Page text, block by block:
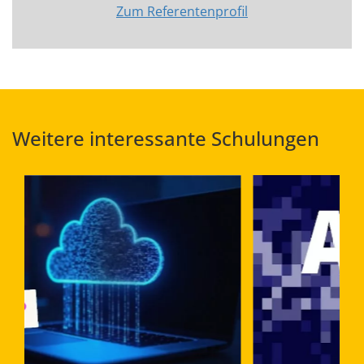
Zum Referentenprofil
Weitere interessante Schulungen